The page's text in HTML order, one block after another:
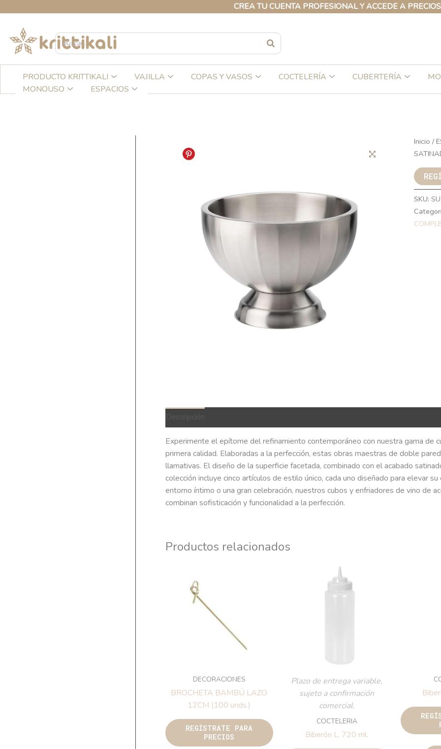
CREA TU CUENTA PROFESIONAL Y ACCEDE A PRECIOS
contenido
PRODUCTO KRITTIKALI VAJILLA COPAS Y VASOS COCTELERÍA CUBERTERÍA
MONOUSO
ESPACIOS
Inicio /
SKU:
Experimente el epítome del refinamiento contemporáneo con nuestra gama de
primera calidad. Elaboradas a la perfección, estas obras maestras de doble
llamativas. El diseño de la superficie facetada, combinado con el acabado
colección incluye cinco artículos de estilo único, cada uno diseñado para elevar
entorno íntimo o una gran celebración, nuestros cubos y enfriadores de vino de
combinan sofisticación y funcionalidad a la perfección.
Productos relacionados
DECORACIONES
BROCHETA BAMBÚ LAZO
12CM (100 unds.)
REGÍSTRATE PARA
PRECIOS
Plazo de entrega variable,
sujeto a confirmación
comercial.
COCTELERIA
Biberón L. 720 ml.